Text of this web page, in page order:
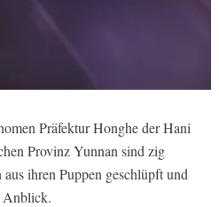
Präfektur Honghe der Hani
Provinz Yunnan sind zig
ihren Puppen geschlüpft und
Anblick.